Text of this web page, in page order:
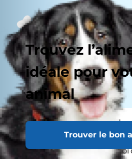
Trouvez
idéale pour
animal
Trouver le bon
Votre chien adore passer
mais quand vient l’heure du
queue et se cache.